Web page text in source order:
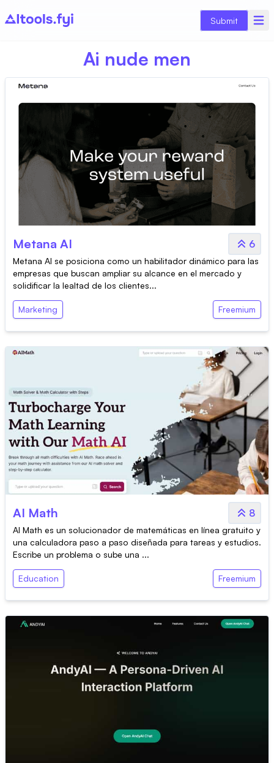
Submit
Ai nude men
Metana AI 6
Metana AI se posiciona como un habilitador dinámico para las
empresas que buscan ampliar su alcance en el mercado y
solidificar la lealtad de los clientes...
Marketing Freemium
AI Math 8
AI Math es un solucionador de matemáticas en línea gratuito y
una calculadora paso a paso diseñada para tareas y estudios.
Escribe un problema o sube una ...
Education Freemium